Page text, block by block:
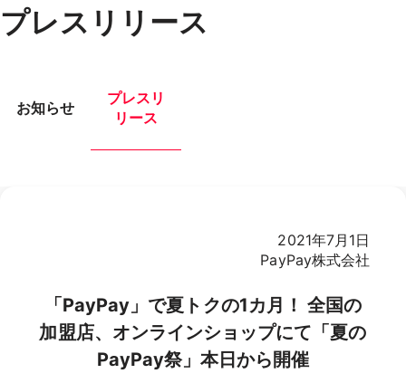
プレスリリース
お知らせ
プレスリ
リース
2021年7月1日
PayPay株式会社
「PayPay」で夏トクの1カ月！ 全国の
加盟店、オンラインショップにて「夏の
PayPay祭」本日から開催